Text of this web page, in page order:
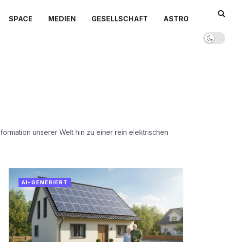
SPACE MEDIEN GESELLSCHAFT ASTRO
unserer Welt hin zu einer rein elektrischen
AI-GENERIERT